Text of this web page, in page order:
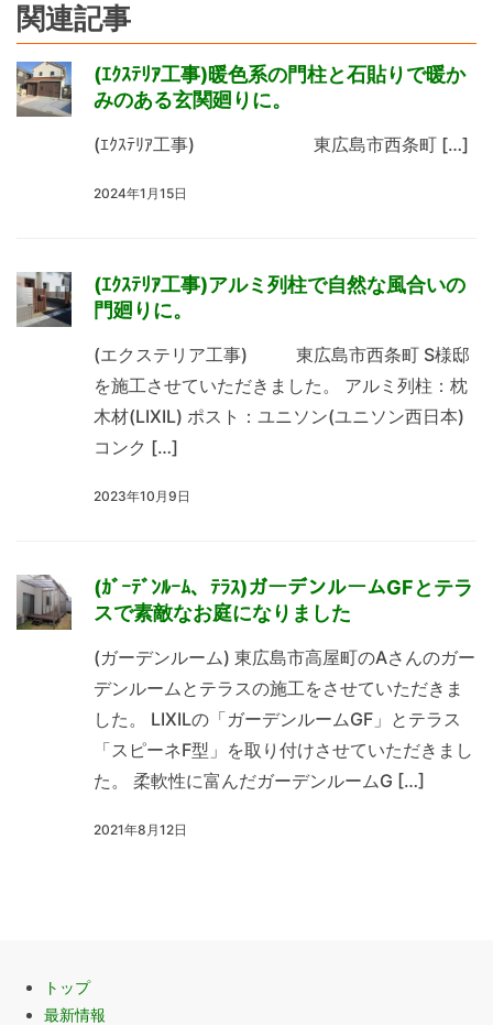
関連記事
(ｴｸｽﾃﾘｱ工事)暖色系の門柱と石貼りで暖か
みのある玄関廻りに。
(ｴｸｽﾃﾘｱ工事) 東広島市西条町 […]
2024年1月15日
(ｴｸｽﾃﾘｱ工事)アルミ列柱で自然な風合いの
門廻りに。
(エクステリア工事) 東広島市西条町 S様邸
を施工させていただきました。 アルミ列柱：枕
木材(LIXIL) ポスト：ユニソン(ユニソン西日本)
コンク […]
2023年10月9日
(ｶﾞｰﾃﾞﾝﾙｰﾑ、ﾃﾗｽ)ガーデンルームGFとテラ
スで素敵なお庭になりました
(ガーデンルーム) 東広島市高屋町のAさんのガー
デンルームとテラスの施工をさせていただきま
した。 LIXILの「ガーデンルームGF」とテラス
「スピーネF型」を取り付けさせていただきまし
た。 柔軟性に富んだガーデンルームG […]
2021年8月12日
トップ
最新情報